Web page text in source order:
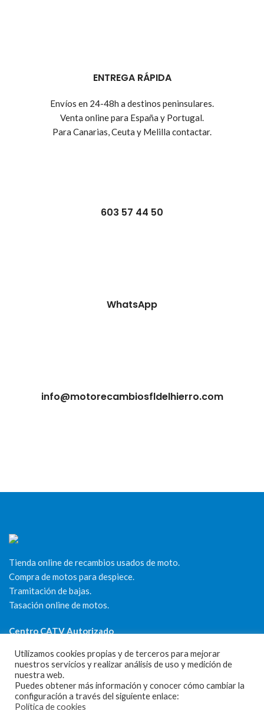
ENTREGA RÁPIDA
Envíos en 24-48h a destinos peninsulares.
Venta online para España y Portugal.
Para Canarias, Ceuta y Melilla contactar.
603 57 44 50
WhatsApp
info@motorecambiosfldelhierro.com
Tienda online de recambios usados de moto.
Compra de motos para despiece.
Tramitación de bajas.
Tasación online de motos.
Centro CATV Autorizado
Utilizamos cookies propias y de terceros para mejorar
nuestros servicios y realizar análisis de uso y medición de
nuestra web.
Puedes obtener más información y conocer cómo cambiar la
configuración a través del siguiente enlace:
Política de cookies